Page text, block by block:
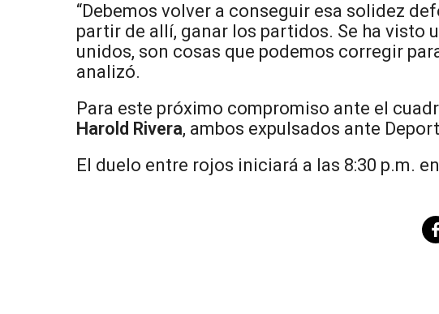
“Debemos volver a conseguir esa solidez
partir de allí, ganar los partidos. Se ha visto
unidos, son cosas que podemos corregir
analizó.
Para este próximo compromiso ante el
Harold Rivera, ambos expulsados ante
El duelo entre rojos iniciará a las 8:30 p.m.